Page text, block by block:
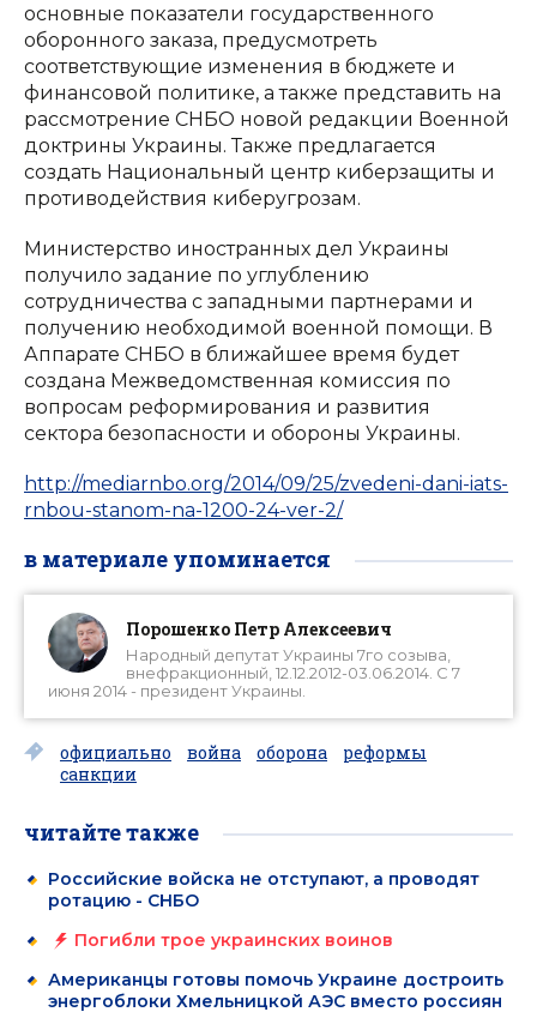
основные показатели государственного
оборонного заказа, предусмотреть
соответствующие изменения в бюджете и
финансовой политике, а также представить на
рассмотрение СНБО новой редакции Военной
доктрины Украины. Также предлагается
создать Национальный центр киберзащиты и
противодействия киберугрозам.
Министерство иностранных дел Украины
получило задание по углублению
сотрудничества с западными партнерами и
получению необходимой военной помощи. В
Аппарате СНБО в ближайшее время будет
создана Межведомственная комиссия по
вопросам реформирования и развития
сектора безопасности и обороны Украины.
http://mediarnbo.org/2014/09/25/zvedeni-dani-iats-
rnbou-stanom-na-1200-24-ver-2/
в материале упоминается
Порошенко Петр Алексеевич
Народный депутат Украины 7го созыва,
внефракционный, 12.12.2012-03.06.2014. С 7
июня 2014 - президент Украины.
официально война оборона
реформы
санкции
читайте также
Российские войска не отступают, а проводят
ротацию - СНБО
Погибли трое украинских воинов
Американцы готовы помочь Украине достроить
энергоблоки Хмельницкой АЭС вместо россиян